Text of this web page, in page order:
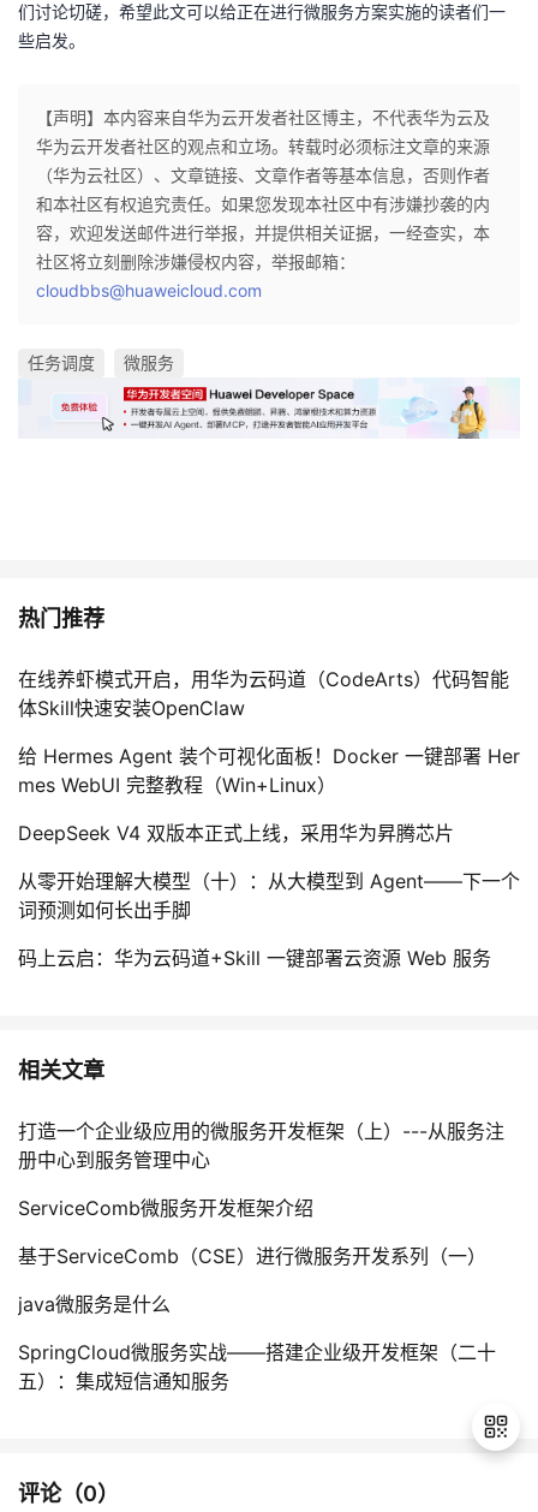
们讨论切磋，希望此文可以给正在进行微服务方案实施的读者们一
些启发。
【声明】本内容来自华为云开发者社区博主，不代表华为云及
华为云开发者社区的观点和立场。转载时必须标注文章的来源
（华为云社区）、文章链接、文章作者等基本信息，否则作者
和本社区有权追究责任。如果您发现本社区中有涉嫌抄袭的内
容，欢迎发送邮件进行举报，并提供相关证据，一经查实，本
社区将立刻删除涉嫌侵权内容，举报邮箱：
cloudbbs@huaweicloud.com
任务调度 微服务
热门推荐
在线养虾模式开启，用华为云码道（CodeArts）代码智能
体Skill快速安装OpenClaw
给 Hermes Agent 装个可视化面板！Docker 一键部署 Her
mes WebUI 完整教程（Win+Linux）
DeepSeek V4 双版本正式上线，采用华为昇腾芯片
从零开始理解大模型（十）：从大模型到 Agent——下一个
词预测如何长出手脚
码上云启：华为云码道+Skill 一键部署云资源 Web 服务
相关文章
打造一个企业级应用的微服务开发框架（上）---从服务注
册中心到服务管理中心
ServiceComb微服务开发框架介绍
基于ServiceComb（CSE）进行微服务开发系列（一）
java微服务是什么
SpringCloud微服务实战——搭建企业级开发框架（二十
五）：集成短信通知服务
评论（0）